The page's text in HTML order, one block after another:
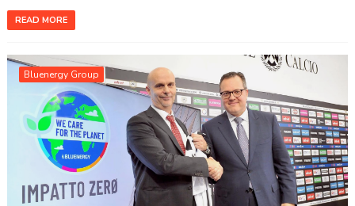
READ MORE
Bluenergy Group